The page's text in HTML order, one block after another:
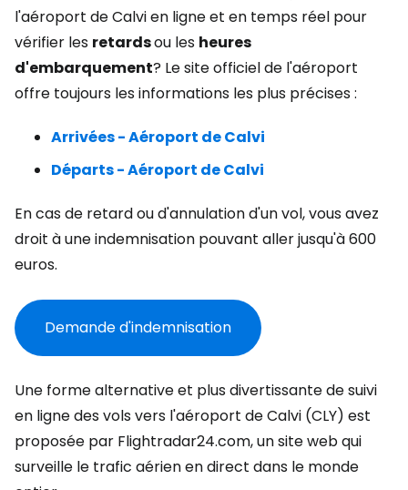
l'aéroport de Calvi en ligne et en temps réel pour
vérifier les retardsou les heures
d'embarquement? Le site officiel de l'aéroport
offre toujours les informations les plus précises :
Arrivées - Aéroport de Calvi
Départs - Aéroport de Calvi
En cas de retard ou d'annulation d'un vol, vous avez
droit à une indemnisation pouvant aller jusqu'à 600
euros.
Demande d'indemnisation
Une forme alternative et plus divertissante de suivi
en ligne des vols vers l'aéroport de Calvi (CLY) est
proposée par Flightradar24.com, un site web qui
surveille le trafic aérien en direct dans le monde